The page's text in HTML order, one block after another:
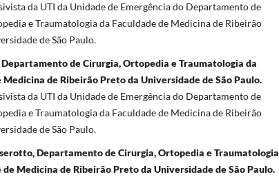
da UTI da Unidade de Emergência do Departamento de
e Traumatologia da Faculdade de Medicina de Ribeirão
de São Paulo.
de Cirurgia, Ortopedia e Traumatologia da
Medicina de Ribeirão Preto da Universidade de São Paulo.
da UTI da Unidade de Emergência do Departamento de
e Traumatologia da Faculdade de Medicina de Ribeirão
de São Paulo.
Departamento de Cirurgia, Ortopedia e Traumatologia
de Medicina de Ribeirão Preto da Universidade de São Paulo.